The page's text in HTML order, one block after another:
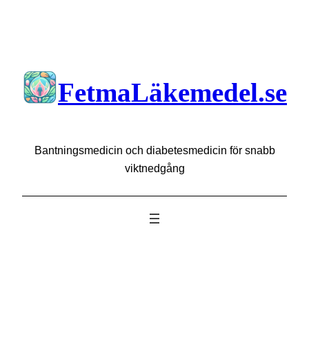
FetmaLäkemedel.se
Bantningsmedicin och diabetesmedicin för snabb
viktnedgång